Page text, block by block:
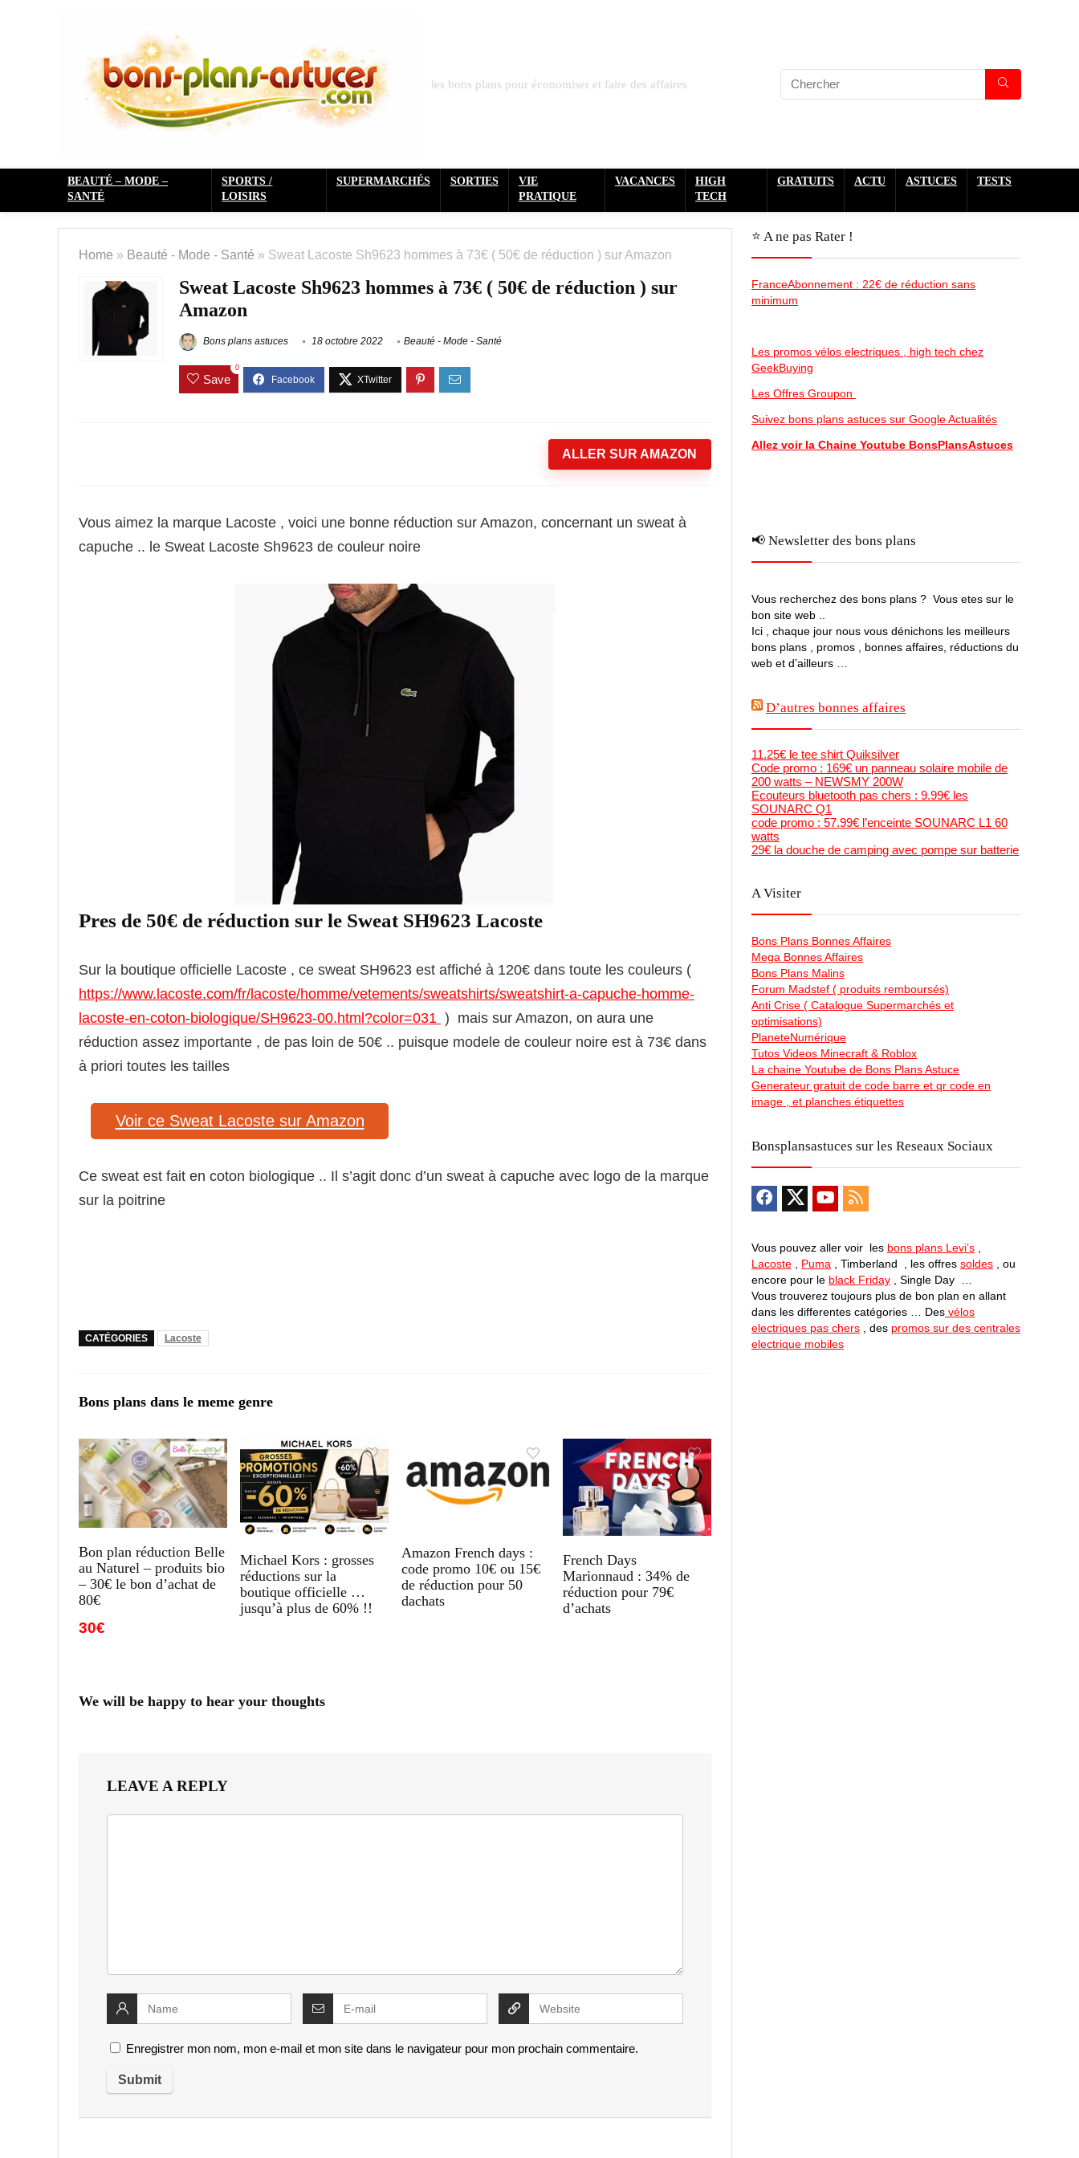
les bons plans pour économiser et faire des affaires
BEAUTÉ – MODE –
SANTÉ
SPORTS /
LOISIRS
SUPERMARCHÉS SORTIES
VIE
PRATIQUE
VACANCES
HIGH
TECH
GRATUITS ACTU ASTUCES TESTS
Home » Beauté - Mode - Santé » Sweat Lacoste Sh9623 hommes à 73€ ( 50€ de réduction ) sur Amazon
Sweat Lacoste Sh9623 hommes à 73€ ( 50€ de réduction ) sur
Amazon
Bons plans astuces 18 octobre 2022 Beauté - Mode - Santé
Save
0
ALLER SUR AMAZON
Vous aimez la marque Lacoste , voici une bonne réduction sur Amazon, concernant un sweat à
capuche .. le Sweat Lacoste Sh9623 de couleur noire
Pres de 50€ de réduction sur le Sweat SH9623 Lacoste
Sur la boutique officielle Lacoste , ce sweat SH9623 est affiché à 120€ dans toute les couleurs (
https://www.lacoste.com/fr/lacoste/homme/vetements/sweatshirts/sweatshirt-a-capuche-homme-
lacoste-en-coton-biologique/SH9623-00.html?color=031 ) mais sur Amazon, on aura une
réduction assez importante , de pas loin de 50€ .. puisque modele de couleur noire est à 73€ dans
à priori toutes les tailles
Voir ce Sweat Lacoste sur Amazon
Ce sweat est fait en coton biologique .. Il s’agit donc d’un sweat à capuche avec logo de la marque
sur la poitrine
CATÉGORIES Lacoste
Bons plans dans le meme genre
Bon plan réduction Belle
au Naturel – produits bio
– 30€ le bon d’achat de
80€
30€
Michael Kors : grosses
réductions sur la
boutique officielle …
jusqu’à plus de 60% !!
Amazon French days :
code promo 10€ ou 15€
de réduction pour 50
dachats
French Days
Marionnaud : 34% de
réduction pour 79€
d’achats
We will be happy to hear your thoughts
LEAVE A REPLY
Enregistrer mon nom, mon e-mail et mon site dans le navigateur pour mon prochain commentaire.
⭐️ A ne pas Rater !
FranceAbonnement : 22€ de réduction sans
minimum
Les promos vélos electriques , high tech chez
GeekBuying
Les Offres Groupon
Suivez bons plans astuces sur Google Actualités
Allez voir la Chaine Youtube BonsPlansAstuces
📢 Newsletter des bons plans
Vous recherchez des bons plans ? Vous etes sur le
bon site web ..
Ici , chaque jour nous vous dénichons les meilleurs
bons plans , promos , bonnes affaires, réductions du
web et d’ailleurs …
D’autres bonnes affaires
11.25€ le tee shirt Quiksilver
Code promo : 169€ un panneau solaire mobile de
200 watts – NEWSMY 200W
Ecouteurs bluetooth pas chers : 9.99€ les
SOUNARC Q1
code promo : 57.99€ l’enceinte SOUNARC L1 60
watts
29€ la douche de camping avec pompe sur batterie
A Visiter
Bons Plans Bonnes Affaires
Mega Bonnes Affaires
Bons Plans Malins
Forum Madstef ( produits remboursés)
Anti Crise ( Catalogue Supermarchés et
optimisations)
PlaneteNumérique
Tutos Videos Minecraft & Roblox
La chaine Youtube de Bons Plans Astuce
Generateur gratuit de code barre et qr code en
image , et planches étiquettes
Bonsplansastuces sur les Reseaux Sociaux
Vous pouvez aller voir les bons plans Levi’s
Lacoste
Puma , Timberland , les offres soldes , ou
encore pour le black Friday , Single Day …
Vous trouverez toujours plus de bon plan en allant
dans les differentes catégories … Des vélos
electriques pas chers , des promos sur des centrales
electrique mobiles